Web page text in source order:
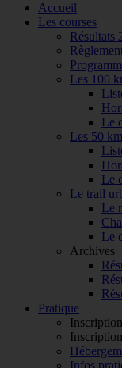
Accueil
Les courses
Résultats
Les 100
Le
Les 50 km
Le
Le trail
Le
Le
Archives
Pratique